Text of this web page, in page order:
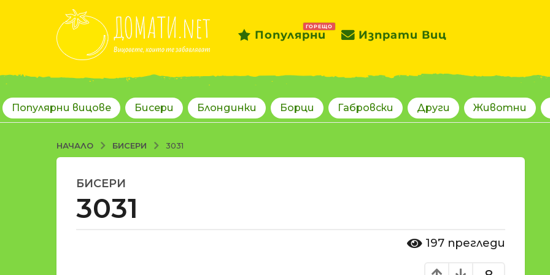
Популярни
ГОРЕЩО
Изпрати Виц
Популярни вицове Бисери Блондинки Борци Габровски Други Животни
НАЧАЛО БИСЕРИ 3031
1
8
г
БИСЕРИ
3031
197 прегледи